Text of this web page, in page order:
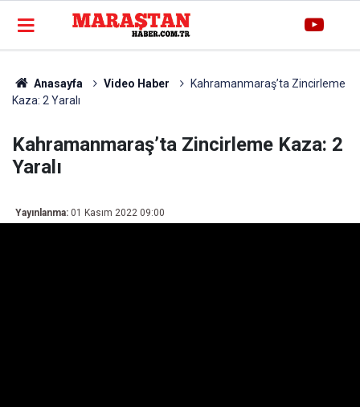
Anasayfa Video Haber
Kahramanmaraş’ta Zincirleme
Kaza: 2 Yaralı
Kahramanmaraş’ta Zincirleme Kaza: 2
Yaralı
Yayınlanma: 01 Kasım 2022 09:00